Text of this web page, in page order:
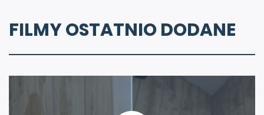
FILMY OSTATNIO DODANE